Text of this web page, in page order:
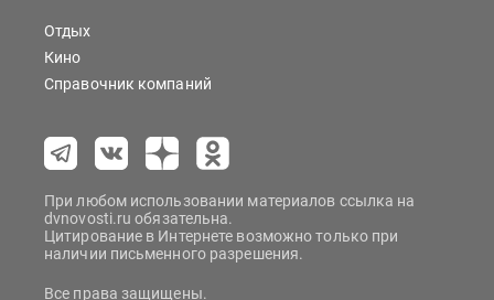
Отдых
Кино
Справочник компаний
При любом использовании материалов ссылка на
dvnovosti.ru обязательна.
Цитирование в Интернете возможно только при
наличии письменного разрешения.
Все права защищены.